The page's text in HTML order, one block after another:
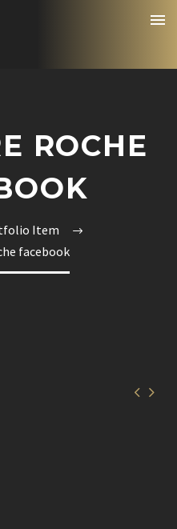
ROCHE
Item
facebook
 